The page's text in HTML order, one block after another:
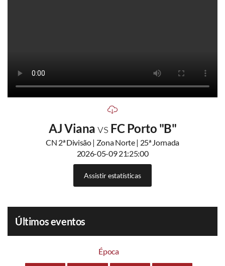
AJ Vianavs FC Porto "B"
CN 2ª Divisão | Zona Norte | 25ª Jornada
2026-05-09 21:25:00
Assistir estatísticas
Últimos eventos
Época